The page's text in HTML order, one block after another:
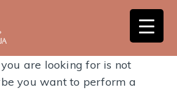
are looking for is not
you want to perform a